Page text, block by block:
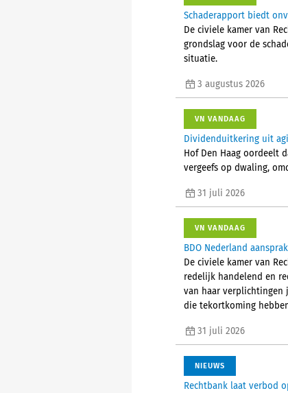
Schaderapport biedt
De civiele kamer van
grondslag voor de
situatie.
3 augustus 2026
VN VANDAAG
Dividenduitkering uit
Hof Den Haag oordeelt
vergeefs op dwaling,
31 juli 2026
VN VANDAAG
BDO Nederland
De civiele kamer van
redelijk handelend en
van haar verplichtingen
die tekortkoming
31 juli 2026
NIEUWS
Rechtbank laat verbod